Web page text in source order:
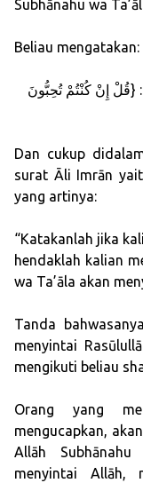
Subhānahu wa
Beliau mengatakan:
{قُلْ إِنْ كُنْتُمْ تُحِبُّونَ
Dan cukup
surat Āli Imrān
yang artinya:
“Katakanlah jika
hendaklah kalian
wa Ta’āla akan
Tanda
menyintai
mengikuti beliau
Orang yang
mengucapkan,
Allāh
menyintai Allāh,